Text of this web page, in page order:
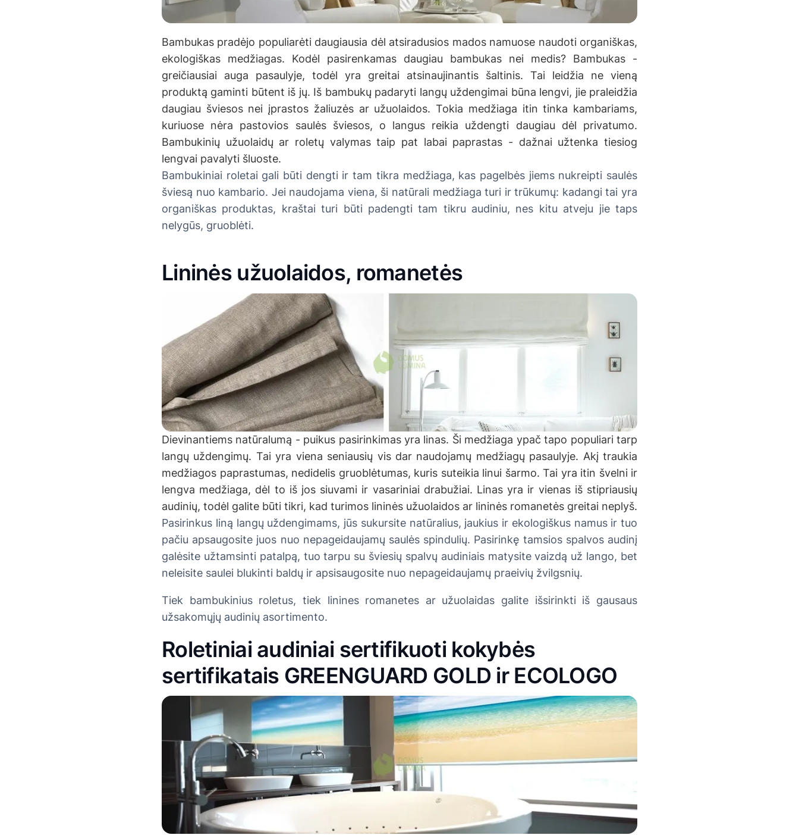
Bambukas pradėjo populiarėti daugiausia dėl atsiradusios mados namuose naudoti organiškas,
ekologiškas medžiagas. Kodėl pasirenkamas daugiau bambukas nei medis? Bambukas -
greičiausiai auga pasaulyje, todėl yra greitai atsinaujinantis šaltinis. Tai leidžia ne vieną
produktą gaminti būtent iš jų. Iš bambukų padaryti langų uždengimai būna lengvi, jie praleidžia
daugiau šviesos nei įprastos žaliuzės ar užuolaidos. Tokia medžiaga itin tinka kambariams,
kuriuose nėra pastovios saulės šviesos, o langus reikia uždengti daugiau dėl privatumo.
Bambukinių užuolaidų ar roletų valymas taip pat labai paprastas - dažnai užtenka tiesiog
lengvai pavalyti šluoste.
Bambukiniai roletai gali būti dengti ir tam tikra medžiaga, kas pagelbės jiems nukreipti saulės
šviesą nuo kambario. Jei naudojama viena, ši natūrali medžiaga turi ir trūkumų: kadangi tai yra
organiškas produktas, kraštai turi būti padengti tam tikru audiniu, nes kitu atveju jie taps
nelygūs, gruoblėti.
Lininės užuolaidos, romanetės
Dievinantiems natūralumą - puikus pasirinkimas yra linas. Ši medžiaga ypač tapo populiari tarp
langų uždengimų. Tai yra viena seniausių vis dar naudojamų medžiagų pasaulyje. Akį traukia
medžiagos paprastumas, nedidelis gruoblėtumas, kuris suteikia linui šarmo. Tai yra itin švelni ir
lengva medžiaga, dėl to iš jos siuvami ir vasariniai drabužiai. Linas yra ir vienas iš stipriausių
audinių, todėl galite būti tikri, kad turimos lininės užuolaidos ar lininės romanetės greitai neplyš.
Pasirinkus liną langų uždengimams, jūs sukursite natūralius, jaukius ir ekologiškus namus ir tuo
pačiu apsaugosite juos nuo nepageidaujamų saulės spindulių. Pasirinkę tamsios spalvos audinį
galėsite užtamsinti patalpą, tuo tarpu su šviesių spalvų audiniais matysite vaizdą už lango, bet
neleisite saulei blukinti baldų ir apsisaugosite nuo nepageidaujamų praeivių žvilgsnių.
Tiek bambukinius roletus, tiek linines romanetes ar užuolaidas galite išsirinkti iš gausaus
užsakomųjų audinių asortimento.
Roletiniai audiniai sertifikuoti kokybės
sertifikatais GREENGUARD GOLD ir ECOLOGO